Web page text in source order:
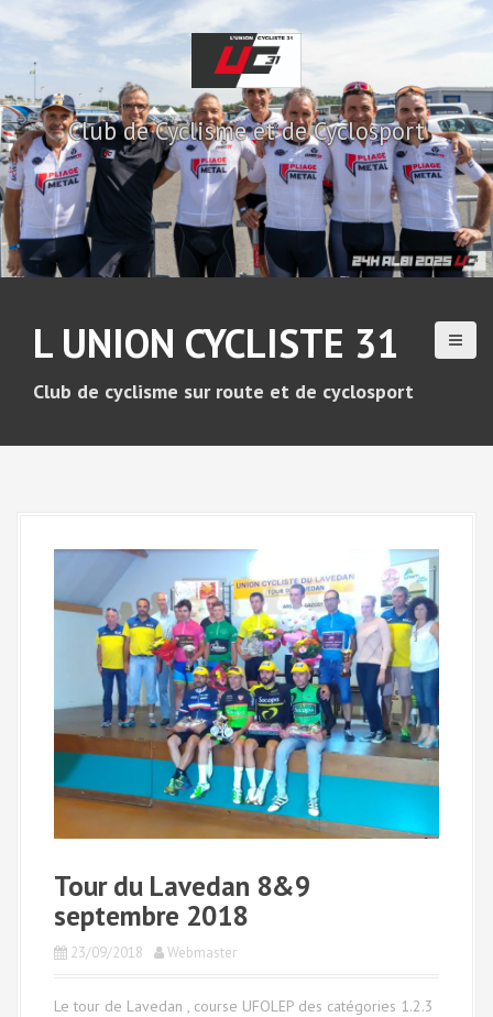
r
a
u
c
o
n
t
e
i
Club de Cyclisme et de Cyclosport
L UNION CYCLISTE 31
Club de cyclisme sur route et de cyclosport
Tour du Lavedan 8&9
septembre 2018
23/09/2018 Webmaster
Le tour de Lavedan , course UFOLEP des catégories 1.2.3